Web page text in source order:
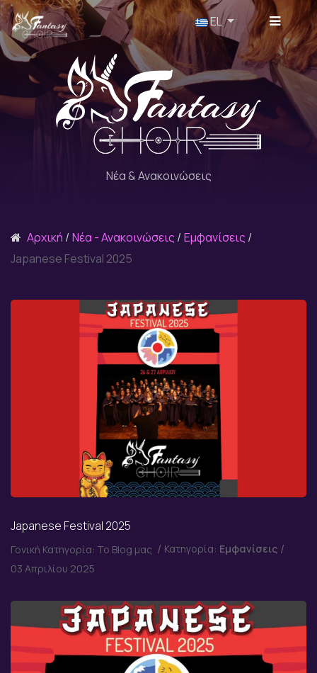
Επιλέξτε τη γλώσσα σας
EL
Νέα & Ανακοινώσεις
Αρχική Νέα - Ανακοινώσεις
Εμφανίσεις
Japanese Festival 2025
Japanese Festival 2025
Γονική Κατηγορία: Το Blog μας Κατηγορία: Εμφανίσεις
03 Απριλίου 2025